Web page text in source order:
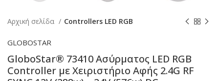
Αρχική σελίδα Controllers LED RGB
GLOBOSTAR
GloboStar® 73410 Ασύρματος LED RGB
Controller με Χειριστήριο Αφής 2.4G RF